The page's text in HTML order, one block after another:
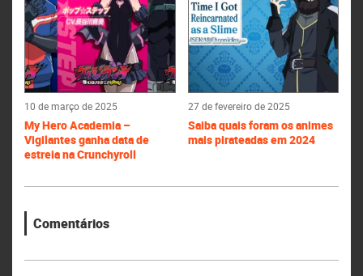
10 de março de 2025
My Hero Academia –
Vigilantes ganha data de
estreia na Crunchyroll
27 de fevereiro de 2025
Saiba quais foram os animes
mais pirateadas em 2024
Comentários